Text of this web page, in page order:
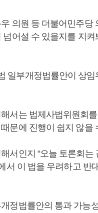
의원 등 더불어민주당
어설 수 있을지를 지
일부개정법률안이 상
서는 법제사법위원회
문에 진행이 쉽지 않을
서인지 “오늘 토론회는
서 이 법을 우려하고 반
정법률안의 통과 가능